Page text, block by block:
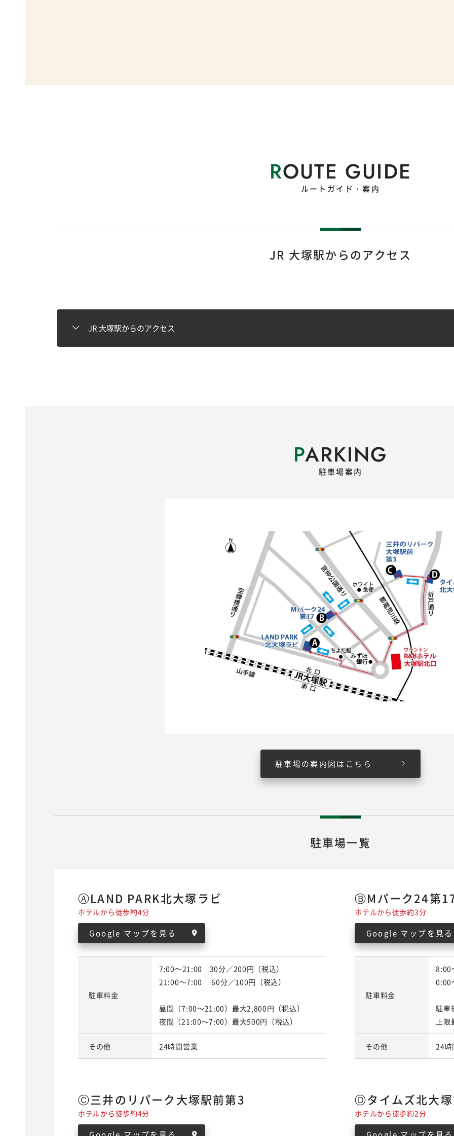
ROUTE GUIDE
ルートガイド・案内
JR 大塚駅からのアクセス
JR 大塚駅からのアクセス
PARKING
駐車場案内
駐車場の案内図はこちら
駐車場一覧
ⒶLAND PARK北大塚ラビ
ホテルから徒歩約4分
Google マップを見る
駐車料金
7:00～21:00 30分／200円（税込）
21:00～7:00 60分／100円（税込）
昼間（7:00～21:00）最大2,800円（税込）
夜間（21:00～7:00）最大500円（税込）
その他 24時間営業
ⒷMパーク24第
ホテルから徒歩約3分
Google マップを見る
駐車料金
8:00
0:00
駐車
上
その他 24時
Ⓒ三井のリパーク大塚駅前第3
ホテルから徒歩約4分
Ⓓタイムズ北大
ホテルから徒歩約2分